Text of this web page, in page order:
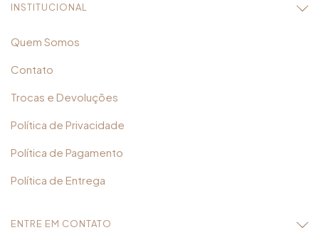
INSTITUCIONAL
Quem Somos
Contato
Trocas e Devoluções
Política de Privacidade
Política de Pagamento
Política de Entrega
ENTRE EM CONTATO